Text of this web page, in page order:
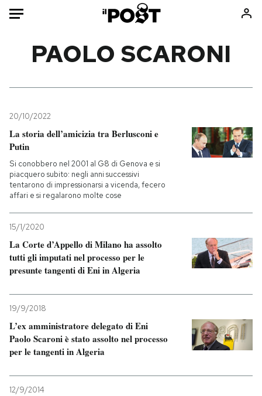
Mondo
Politica
Internet
Scienza
Cultura
Economia
Consumismi
Ok Boomer!
Media
Altrecose
NEWSLETTER
PAOLO SCARONI
20/10/2022
La storia dell’amicizia tra Berlusconi e
Putin
Si conobbero nel 2001 al G8 di Genova e si
piacquero subito: negli anni successivi
tentarono di impressionarsi a vicenda, fecero
affari e si regalarono molte cose
15/1/2020
La Corte d’Appello di Milano ha assolto
tutti gli imputati nel processo per le
presunte tangenti di Eni in Algeria
19/9/2018
L’ex amministratore delegato di Eni
Paolo Scaroni è stato assolto nel processo
per le tangenti in Algeria
12/9/2014